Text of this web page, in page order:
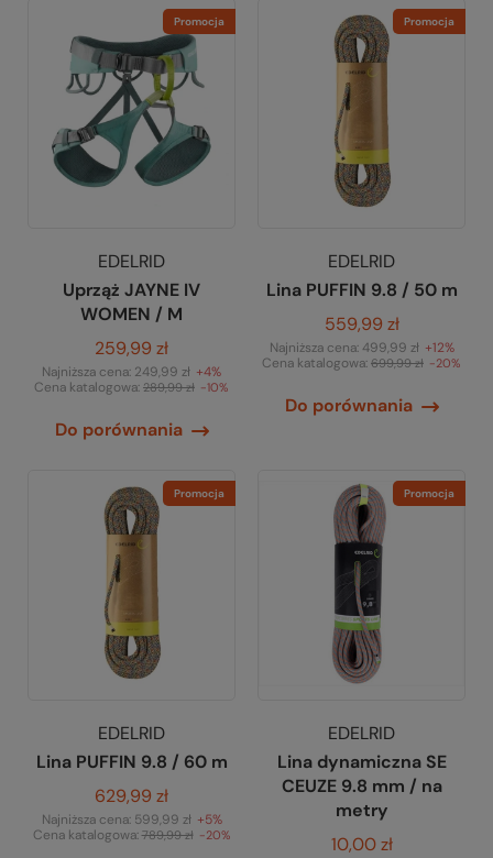
Promocja
EDELRID
Uprząż JAYNE IV
WOMEN / M
259,99 zł
Najniższa cena: 249,99 zł +4%
Cena katalogowa: 289,99 zł -10%
Do porównania
Promocja
EDELRID
Lina PUFFIN 9.8 / 50 m
559,99 zł
Najniższa cena:499,99 zł +12%
Cena katalogowa: 699,99 zł -20%
Do porównania
Promocja
EDELRID
Lina PUFFIN 9.8 / 60 m
629,99 zł
Najniższa cena: 599,99 zł +5%
Cena katalogowa:789,99 zł -20%
Promocja
EDELRID
Lina dynamiczna SE
CEUZE 9.8 mm / na
metry
10,00 zł